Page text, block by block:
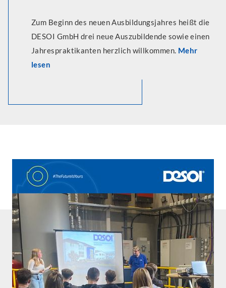
Zum Beginn des neuen Ausbildungsjahres heißt die
DESOI GmbH drei neue Auszubildende sowie einen
Jahrespraktikanten herzlich willkommen. Mehr
lesen